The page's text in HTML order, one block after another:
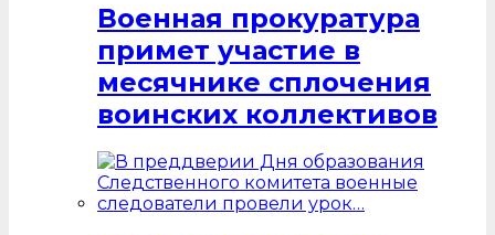
Военная прокуратура
примет участие в
месячнике сплочения
воинских коллективов